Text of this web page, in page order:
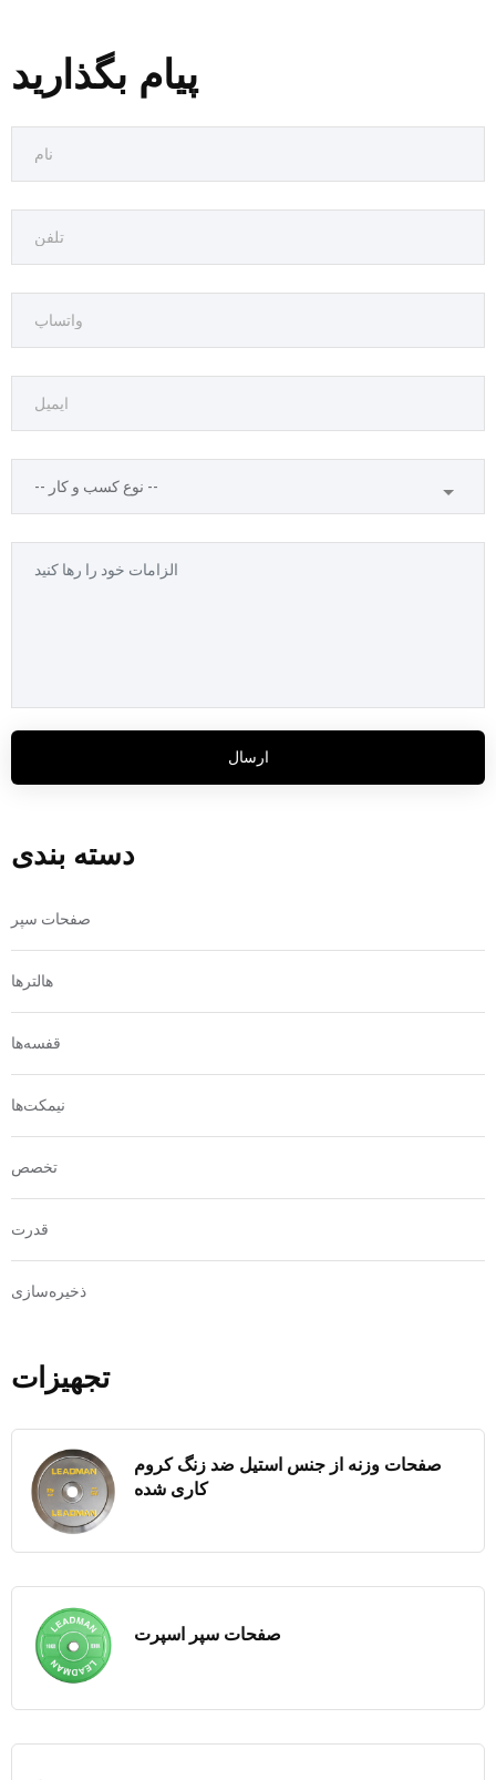
پیام بگذارید
ارسال
دسته بندی
صفحات سپر
هالترها
قفسه‌ها
نیمکت‌ها
تخصص
قدرت
ذخیره‌سازی
تجهیزات
صفحات وزنه از جنس استیل ضد زنگ کروم
کاری شده
صفحات سپر اسپرت